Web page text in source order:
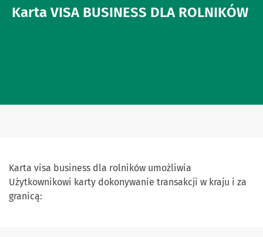
Karta VISA BUSINESS DLA ROLNIKÓW
Karta visa business dla rolników umożliwia
Użytkownikowi karty dokonywanie transakcji w kraju i za
granicą: